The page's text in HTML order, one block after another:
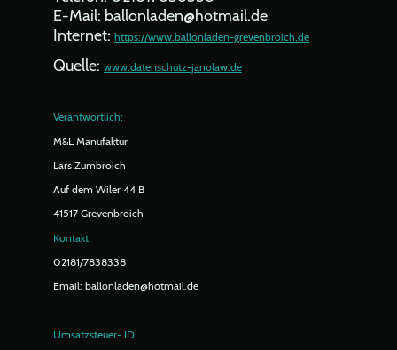
E-Mail: ballonladen@hotmail.de
Internet: https://www.ballonladen-grevenbroich.de
Quelle: www.datenschutz-janolaw.de
Verantwortlich:
M&L Manufaktur
Lars Zumbroich
Auf dem Wiler 44 B
41517 Grevenbroich
Kontakt
02181/7838338
Email: ballonladen@hotmail.de
Umsatzsteuer- ID